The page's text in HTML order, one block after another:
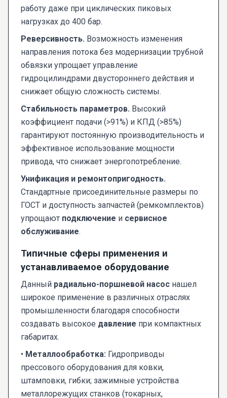
работу даже при циклических пиковых
нагрузках до 400 бар.
Реверсивность. Возможность изменения
направления потока без модернизации трубной
обвязки упрощает управление
гидроцилиндрами двустороннего действия и
снижает общую сложность системы.
Стабильность параметров. Высокий
коэффициент подачи (>91%) и КПД (>85%)
гарантируют постоянную производительность и
эффективное использование мощности
привода, что снижает энергопотребление.
Унификация и ремонтопригодность.
Стандартные присоединительные размеры по
ГОСТ и доступность запчастей (ремкомплектов)
упрощают подключение и сервисное
обслуживание.
Типичные сферы применения и
устанавливаемое оборудование
Данный радиально-поршневой насос нашел
широкое применение в различных отраслях
промышленности благодаря способности
создавать высокое давление при компактных
габаритах.
• Металлообработка: Гидроприводы
прессового оборудования для ковки,
штамповки, гибки; зажимные устройства
металлорежущих станков (токарных,